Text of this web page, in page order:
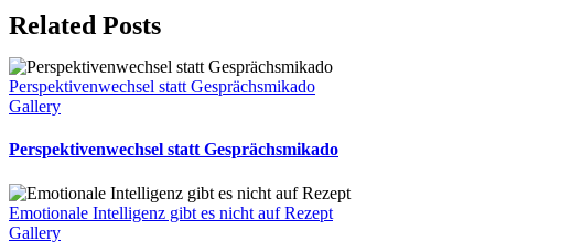
Related Posts
Perspektivenwechsel statt Gesprächsmikado
Gallery
Perspektivenwechsel statt Gesprächsmikado
Emotionale Intelligenz gibt es nicht auf Rezept
Gallery